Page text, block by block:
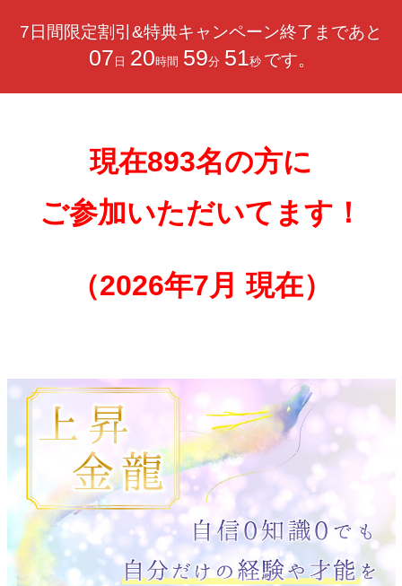
7日間限定割引&特典キャンペーン終了まであと
07 日 20時間 59分 49秒 です。
現在893名の方に
ご参加いただいてます！
（2026年7月 現在）